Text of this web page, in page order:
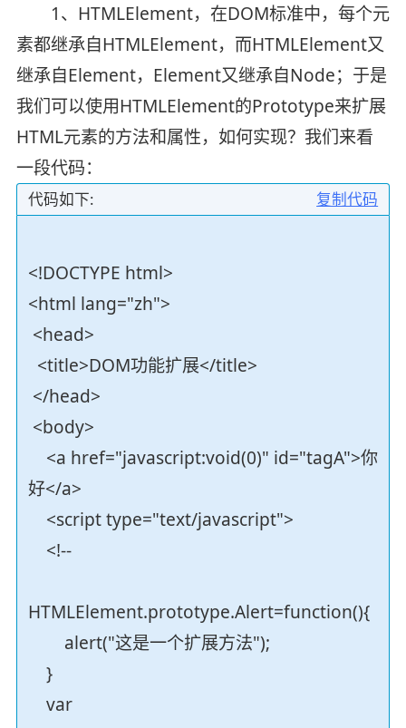
1、HTMLElement，在DOM标准中，每个元
素都继承自HTMLElement，而HTMLElement又
继承自Element，Element又继承自Node；于是
我们可以使用HTMLElement的Prototype来扩展
HTML元素的方法和属性，如何实现？我们来看
一段代码：
复制代码
代码如下:
<!DOCTYPE html>
<html lang="zh">
<head>
<title>DOM功能扩展</title>
</head>
<body>
<a href="javascript:void(0)" id="tagA">你
好</a>
<script type="text/javascript">
<!--
HTMLElement.prototype.Alert=function(){
alert("这是一个扩展方法");
}
var